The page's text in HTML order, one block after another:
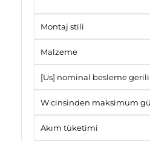
Montaj stili
Malzeme
[Us] nominal besleme
W cinsinden maksimum
Akım tüketimi